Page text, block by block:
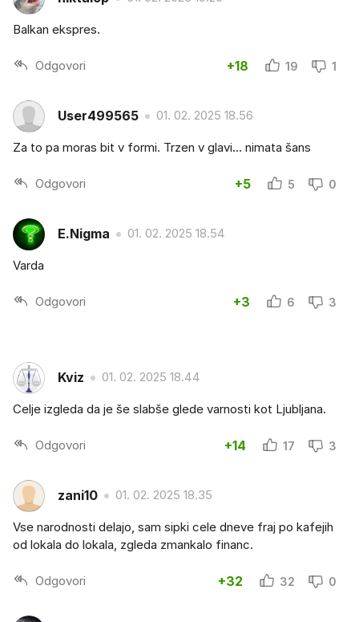
Balkan ekspres.
Odgovori +18 19 1
User499565 01. 02. 2025 18.56
Za to pa moras bit v formi. Trzen v glavi... nimata šans
Odgovori +5 5 0
E.Nigma 01. 02. 2025 18.54
Varda
Odgovori +3 6 3
Kviz 01. 02. 2025 18.44
Celje izgleda da je še slabše glede varnosti kot Ljubljana.
Odgovori +14 17 3
zani10 01. 02. 2025 18.35
Vse narodnosti delajo, sam sipki cele dneve fraj po kafejih
od lokala do lokala, zgleda zmankalo financ.
Odgovori +32 32 0